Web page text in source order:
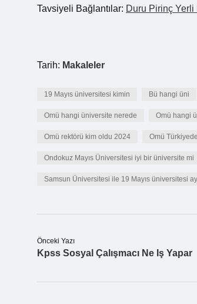
Tavsiyeli Bağlantılar: Duru Pirinç Yerli
Tarih: Makaleler
19 Mayıs üniversitesi kimin Bü hangi üni
Omü hangi üniversite nerede Omü hangi
Omü rektörü kim oldu 2024 Omü
Ondokuz Mayıs Üniversitesi iyi bir üniversite mi
Samsun Üniversitesi ile 19 Mayıs üniversitesi
Önceki Yazı
Kpss Sosyal Çalışmacı Ne Iş Yapar